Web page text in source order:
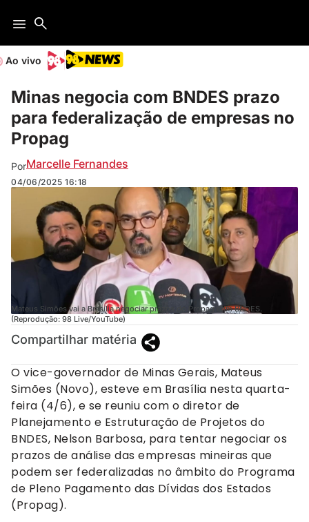
Ao vivo
Minas negocia com BNDES prazo
para federalização de empresas no
Propag
PorMarcelle Fernandes
04/06/2025 16:18
Mateus Simões vai a Brasília negociar prazos do Propag com BNDES.
(Reprodução: 98 Live/YouTube)
Compartilhar matéria
O vice-governador de Minas Gerais, Mateus
Simões (Novo), esteve em Brasília nesta quarta-
feira (4/6), e se reuniu com o diretor de
Planejamento e Estruturação de Projetos do
BNDES, Nelson Barbosa, para tentar negociar os
prazos de análise das empresas mineiras que
podem ser federalizadas no âmbito do Programa
de Pleno Pagamento das Dívidas dos Estados
(Propag).